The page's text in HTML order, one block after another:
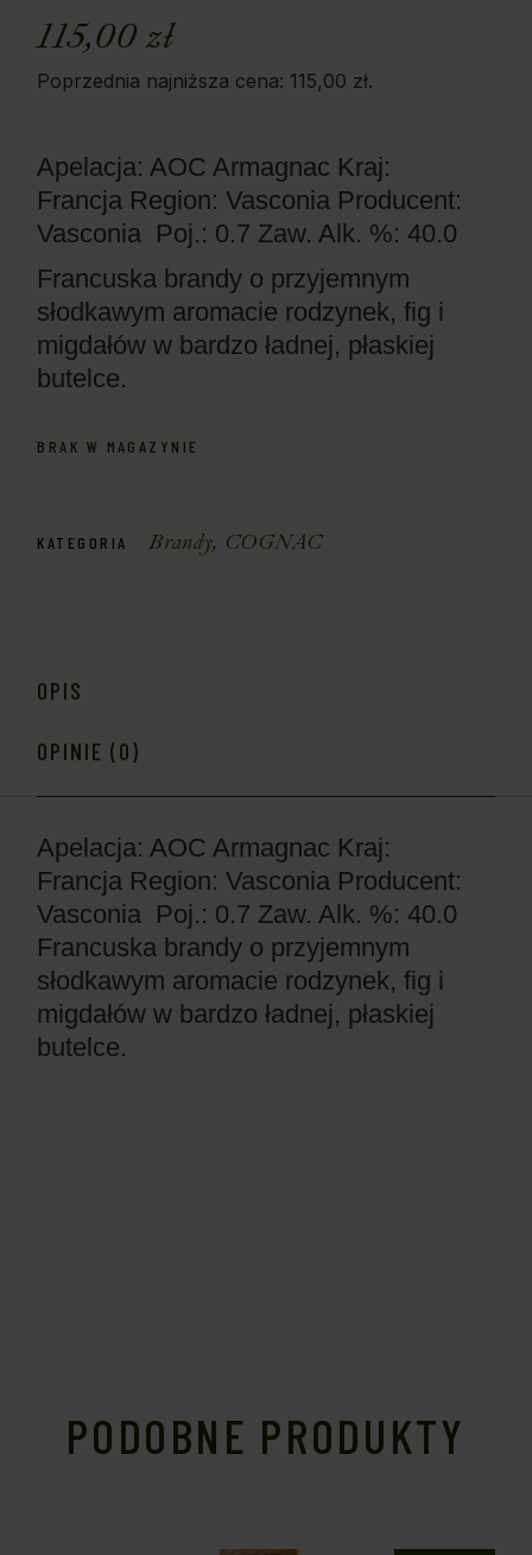
115,00zł
Poprzednia najniższa cena: 115,00 zł.
Apelacja: AOC Armagnac Kraj:
Francja Region: Vasconia Producent:
Vasconia Poj.: 0.7 Zaw. Alk. %: 40.0
Francuska brandy o przyjemnym
słodkawym aromacie rodzynek, fig i
migdałów w bardzo ładnej, płaskiej
butelce.
BRAK W MAGAZYNIE
KATEGORIA Brandy, COGNAC
OPIS
OPINIE (0)
Apelacja: AOC Armagnac Kraj:
Francja Region: Vasconia Producent:
Vasconia Poj.: 0.7 Zaw. Alk. %: 40.0
Francuska brandy o przyjemnym
słodkawym aromacie rodzynek, fig i
migdałów w bardzo ładnej, płaskiej
butelce.
PODOBNE PRODUKTY